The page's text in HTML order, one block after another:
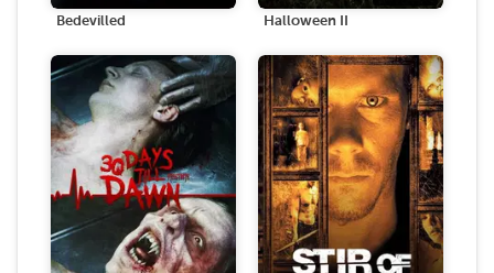
Bedevilled Halloween II